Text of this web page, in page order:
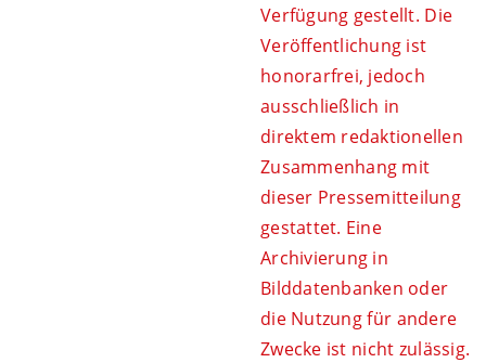
Verfügung gestellt. Die
Veröffentlichung ist
honorarfrei, jedoch
ausschließlich in
direktem redaktionellen
Zusammenhang mit
dieser Pressemitteilung
gestattet. Eine
Archivierung in
Bilddatenbanken oder
die Nutzung für andere
Zwecke ist nicht zulässig.